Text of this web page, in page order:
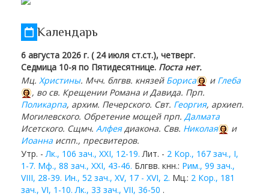
Календарь
6 августа 2026 г. ( 24 июля ст.ст.), четверг.
Седмица 10-я по Пятидесятнице. Поста нет.
Мц. Христины. Мчч. блгвв. князей Бориса и Глеба
, во св. Крещении Романа и Давида. Прп.
Поликарпа, архим. Печерского. Свт. Георгия, архиеп.
Могилевского. Обретение мощей прп. Далмата
Исетского. Сщмч. Алфеядиакона. Свв. Николая
и
Иоанна испп., пресвитеров.
Утр. -Лк., 106 зач., XXI, 12-19. Лит. - 2 Кор., 167 зач., I,
1-7. Мф., 88 зач., XXI, 43-46. Блгвв. кнн.: Рим., 99 зач.,
VIII, 28-39. Ин., 52 зач., XV, 17 - XVI, 2. Мц.: 2 Кор., 181
зач., VI, 1-10. Лк., 33 зач., VII, 36-50 .